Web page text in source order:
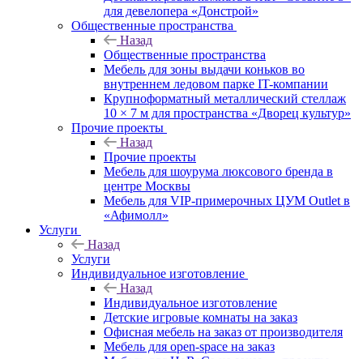
для девелопера «Донстрой»
Общественные пространства
Назад
Общественные пространства
Мебель для зоны выдачи коньков во
внутреннем ледовом парке IT-компании
Крупноформатный металлический стеллаж
10 × 7 м для пространства «Дворец культур»
Прочие проекты
Назад
Прочие проекты
Мебель для шоурума люксового бренда в
центре Москвы
Мебель для VIP-примерочных ЦУМ Outlet в
«Афимолл»
Услуги
Назад
Услуги
Индивидуальное изготовление
Назад
Индивидуальное изготовление
Детские игровые комнаты на заказ
Офисная мебель на заказ от производителя
Мебель для open-space на заказ